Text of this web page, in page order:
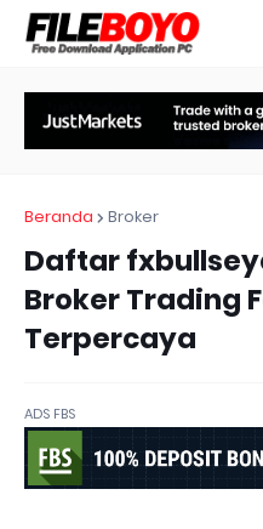
Beranda Broker
Daftar
Broker Trading
Terpercaya
ADS FBS